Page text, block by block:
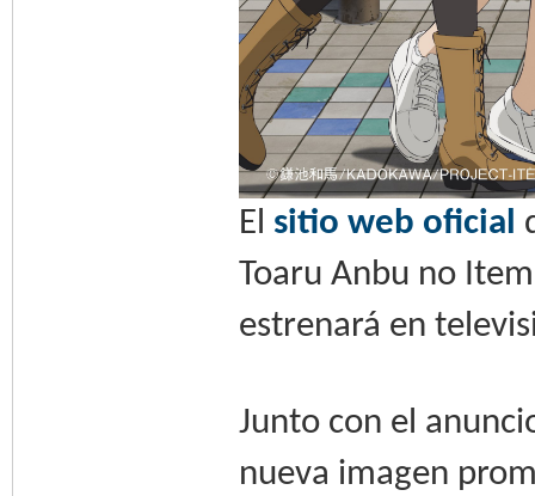
El sitio web oficial
Toaru Anbu no
estrenará en
Junto con el
nueva imagen